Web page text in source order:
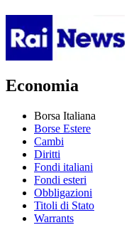
Economia
Borsa Italiana
Borse Estere
Cambi
Diritti
Fondi italiani
Fondi esteri
Obbligazioni
Titoli di Stato
Warrants